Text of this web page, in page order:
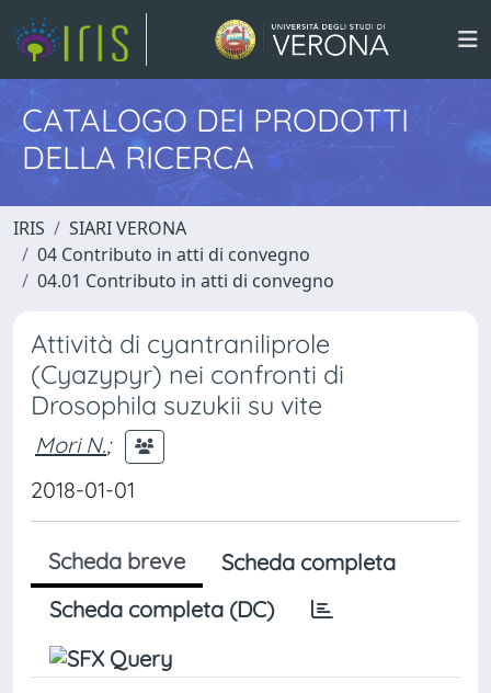
CATALOGO DEI PRODOTTI
DELLA RICERCA
IRIS
SIARI VERONA
04 Contributo in atti di convegno
04.01 Contributo in atti di convegno
Attività di cyantraniliprole
(Cyazypyr) nei confronti di
Drosophila suzukii su vite
Mori N.;
2018-01-01
Scheda breve
Scheda completa
Scheda completa (DC)